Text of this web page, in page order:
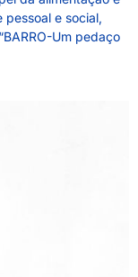
e social,
Um pedaço